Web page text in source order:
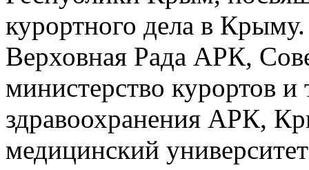
курортного дела в
Верховная Рада АРК,
министерство курортов
здравоохранения АРК,
медицинский